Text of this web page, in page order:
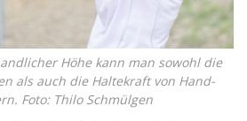
Höhe kann man sowohl die
als auch die Haltekraft von Hand-
Foto: Thilo Schmülgen